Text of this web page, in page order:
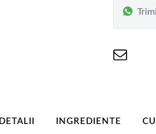
DETALII INGREDIENTE